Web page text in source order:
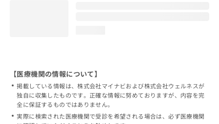
【医療機関の情報について】
掲載している情報は、株式会社マイナビおよび株式会社ウェルネスが
独自に収集したものです。正確な情報に努めておりますが、内容を完
全に保証するものではありません。
実際に検索された医療機関で受診を希望される場合は、必ず医療機関